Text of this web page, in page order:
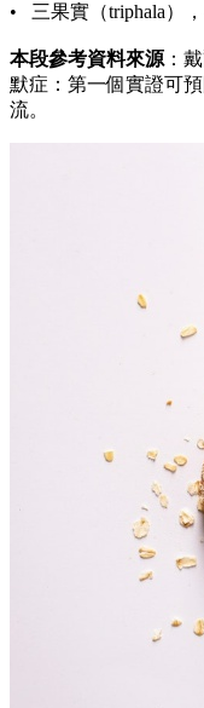
• 三果實（triphala）
本段參考資料來源 ：
默症：第一個實證可
流。